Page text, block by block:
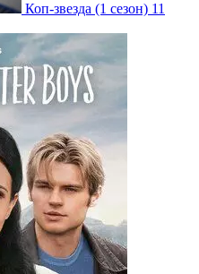
Коп-звезда (1 сезон) 11